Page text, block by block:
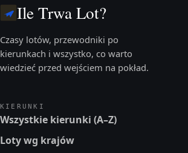
Ile Trwa Lot?
Czasy lotów, przewodniki po
kierunkach i wszystko, co warto
wiedzieć przed wejściem na pokład.
KIERUNKI
Wszystkie kierunki (A–Z)
Loty wg krajów